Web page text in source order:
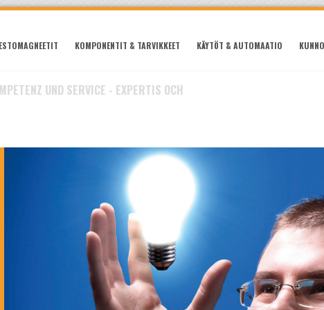
KOMPONENTIT & TARVIKKEET KÄYTÖT & AUTOMAATIO
UND SERVICE - EXPERTIS OCH